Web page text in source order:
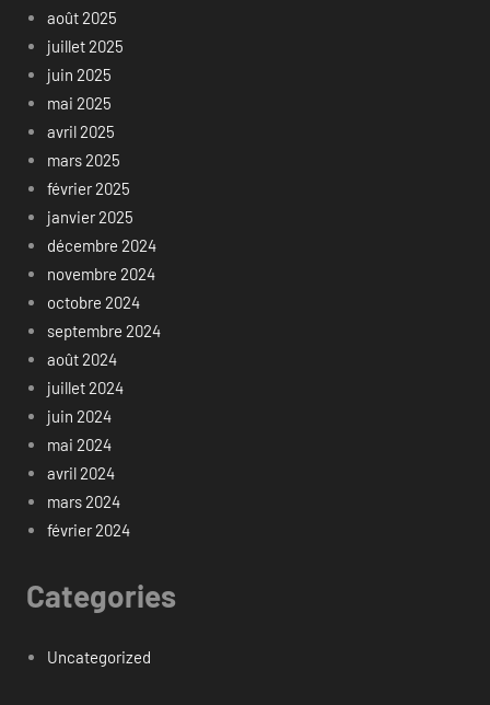
août 2025
juillet 2025
juin 2025
mai 2025
avril 2025
mars 2025
février 2025
janvier 2025
décembre 2024
novembre 2024
octobre 2024
septembre 2024
août 2024
juillet 2024
juin 2024
mai 2024
avril 2024
mars 2024
février 2024
Categories
Uncategorized